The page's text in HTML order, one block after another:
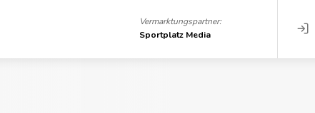
Vermarktungspartner:
Sportplatz Media